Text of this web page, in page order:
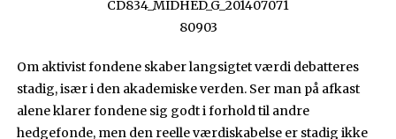
Om aktivist fondene skaber langsigtet værdi debatteres
stadig, især i den akademiske verden. Ser man på afkast
alene klarer fondene sig godt i forhold til andre
hedgefonde, men den reelle værdiskabelse er stadig ikke